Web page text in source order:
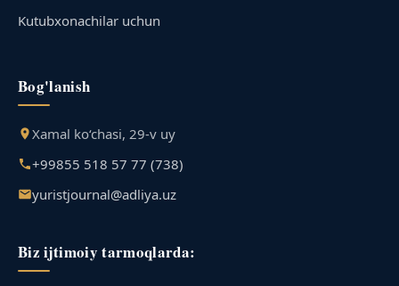
Kutubxonachilar uchun
Bog'lanish
Xamal ko‘chasi, 29-v uy
+99855 518 57 77 (738)
yuristjournal@adliya.uz
Biz ijtimoiy tarmoqlarda: